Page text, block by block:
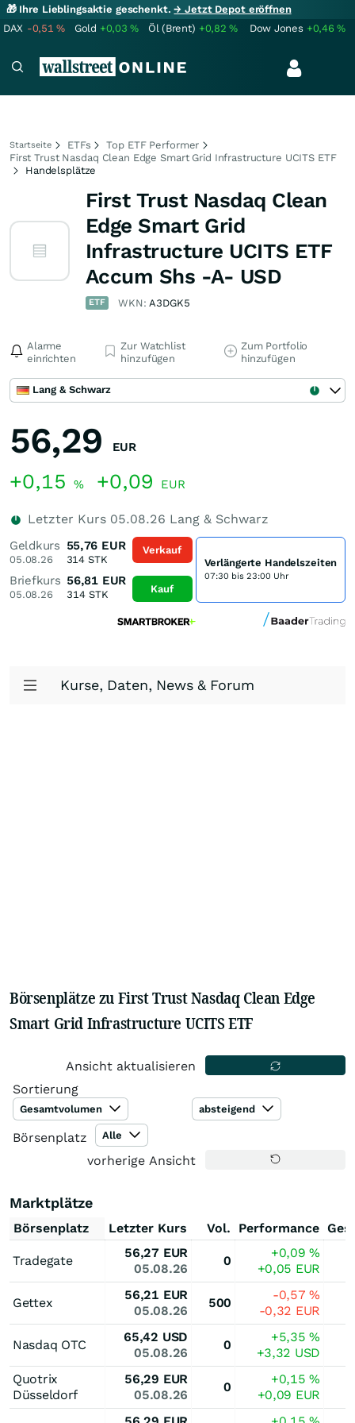
🎁 Ihre Lieblingsaktie geschenkt.→ Jetzt Depot eröffnen
DAX -0,51% Gold +0,03% Öl (Brent) +0,82% Dow Jones +0,46%
Startseite ETFs
Top ETF Performer
First Trust Nasdaq Clean Edge Smart Grid Infrastructure UCITS ETF
Handelsplätze
First Trust Nasdaq Clean
Edge Smart Grid
Infrastructure UCITS ETF
Accum Shs -A- USD
ETF WKN:A3DGK5
Alarme
einrichten
Zur Watchlist
hinzufügen
Zum Portfolio
hinzufügen
Lang & Schwarz
56,29 EUR
+0,15 % +0,09 EUR
Letzter Kurs 05.08.26 Lang & Schwarz
Geldkurs
05.08.26
55,76 EUR
314 STK
Briefkurs
05.08.26
56,81 EUR
314STK
Verkauf
Kauf
Verlängerte Handelszeiten
07:30 bis 23:00 Uhr
Kurse, Daten, News & Forum
Börsenplätze zu First Trust Nasdaq Clean Edge
Smart Grid Infrastructure UCITS ETF
Ansicht aktualisieren
Sortierung
Gesamtvolumen absteigend
Börsenplatz Alle
vorherige Ansicht
Marktplätze
Börsenplatz Letzter Kurs Vol. Performance
Tradegate
56,27 EUR
05.08.26
0
+0,09%
+0,05 EUR
Gettex
56,21 EUR
05.08.26
500
-0,57%
-0,32 EUR
Nasdaq OTC
65,42 USD
05.08.26
0
+5,35%
+3,32 USD
Quotrix
Düsseldorf
56,29 EUR
05.08.26
0
+0,15%
+0,09 EUR